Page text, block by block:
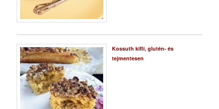
Kossuth kifli, glutén- és
tejmentesen